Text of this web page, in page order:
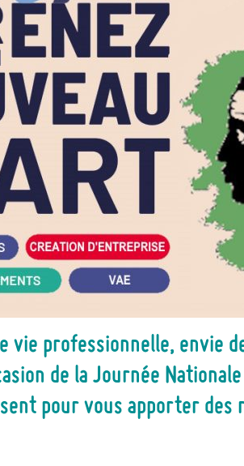
vie professionnelle, envie
de la Journée
pour vous apporter